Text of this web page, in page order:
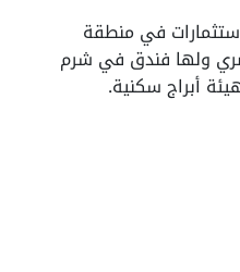
في منطقة
حجم استثماراتها نحو 8 مليار جنيه مصري ولها فندق في شرم